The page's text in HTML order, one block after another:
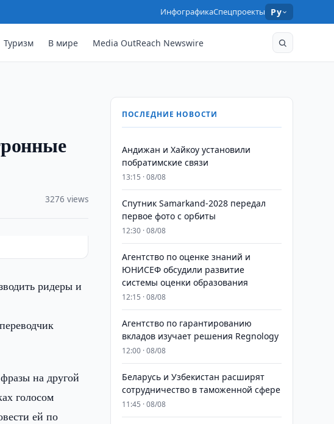
ИнфографикаСпецпроекты Ру
Туризм В мире Media OutReach Newswire
3276 views
ридеры и
на другой
голосом
ей по
ПОСЛЕДНИЕ НОВОСТИ
Андижан и Хайкоу установили
побратимские связи
13:15 · 08/08
Спутник Samarkand-2028 передал
первое фото с орбиты
12:30 · 08/08
Агентство по оценке знаний и
ЮНИСЕФ обсудили развитие
системы оценки образования
12:15 · 08/08
Агентство по гарантированию
вкладов изучает решения Regnology
12:00 · 08/08
Беларусь и Узбекистан расширят
сотрудничество в таможенной сфере
11:45 · 08/08